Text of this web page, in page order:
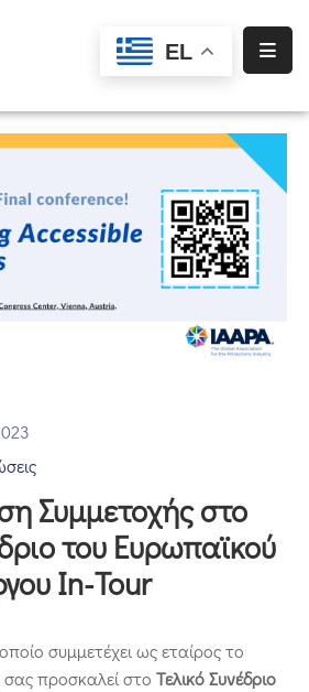
EL
Συμμετοχής στο
του Ευρωπαϊκού
In-Tour
συμμετέχει ως εταίρος το
σας προσκαλεί στο Τελικό Συνέδριο